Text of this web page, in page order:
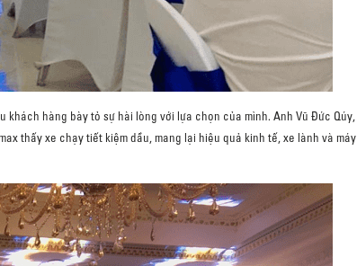
khách hàng bày tỏ sự hài lòng với lựa chọn của mình. Anh Vũ Đức Qúy,
thấy xe chạy tiết kiệm dầu, mang lại hiệu quả kinh tế, xe lành và máy